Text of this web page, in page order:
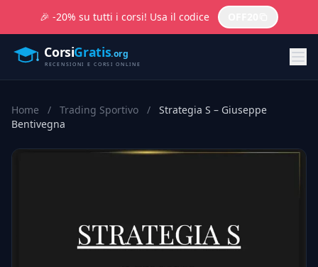
🎉 -20% su tutti i corsi! Usa il codice
Home / Trading Sportivo /
Strategia S – Giuseppe
Bentivegna